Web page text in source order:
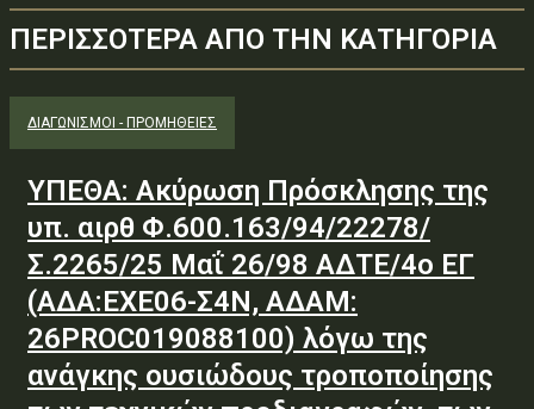
ΠΕΡΙΣΣΟΤΕΡΑ ΑΠΟ ΤΗΝ ΚΑΤΗΓΟΡΙΑ
ΔΙΑΓΩΝΙΣΜΟΊ - ΠΡΟΜΉΘΕΙΕΣ
ΥΠΕΘΑ: Ακύρωση Πρόσκλησης της
υπ. αιρθ Φ.600.163/94/22278/
Σ.2265/25 Μαΐ 26/98 ΑΔΤΕ/4ο ΕΓ
(ΑΔΑ:ΕΧΕ06-Σ4Ν, ΑΔΑΜ:
26PROC019088100) λόγω της
ανάγκης ουσιώδους τροποποίησης